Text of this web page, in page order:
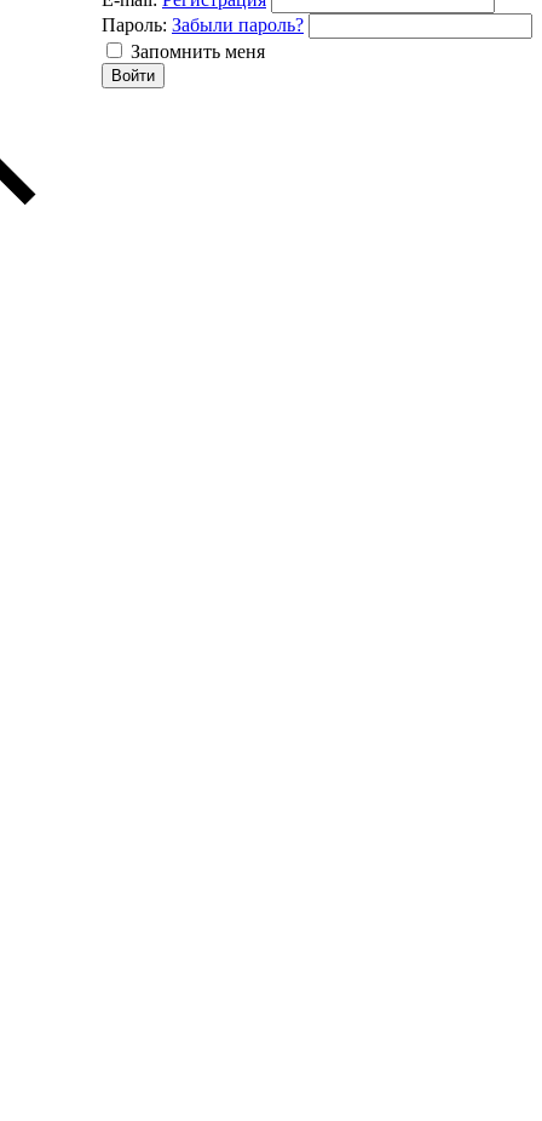
Пароль: Забыли пароль?
Запомнить меня